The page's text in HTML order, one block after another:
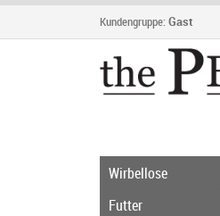
Kundengruppe: Gast
Wirbellose
Futter